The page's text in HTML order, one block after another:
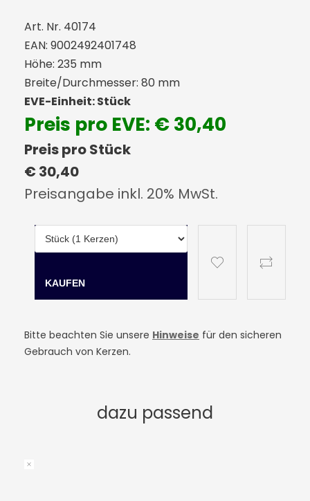
Art. Nr. 40174
EAN: 9002492401748
Höhe: 235 mm
Breite/Durchmesser: 80 mm
EVE-Einheit: Stück
Preis pro EVE: € 30,40
Preis pro Stück
€ 30,40
Preisangabe inkl. 20% MwSt.
Bitte beachten Sie unsere Hinweise für den sicheren
Gebrauch von Kerzen.
dazu passend